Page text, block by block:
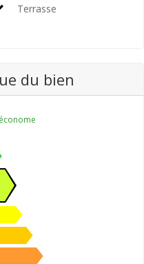
Terrasse
du bien